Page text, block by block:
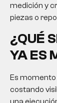
medición y
piezas o
¿QUÉ
YA ES
Es
costando